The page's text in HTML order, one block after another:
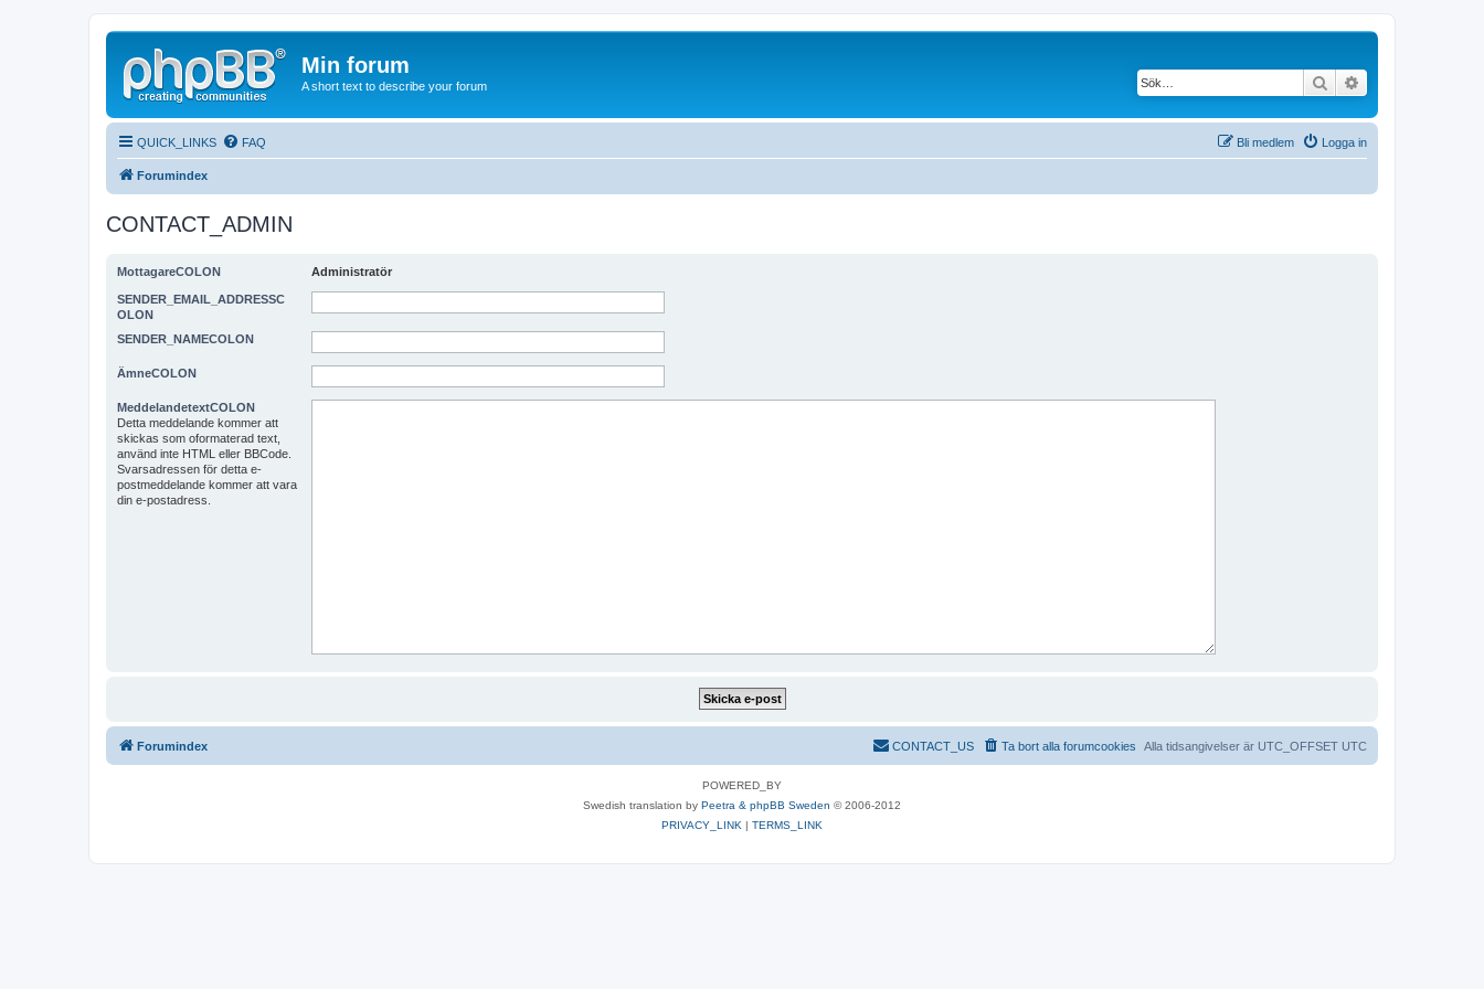
Min forum
A short text to describe your forum Sök
QUICK_LINKS FAQ Logga in
Bli medlem
Forumindex
CONTACT_ADMIN
MottagareCOLON Administratör
SENDER_EMAIL_ADDRESSC
OLON
SENDER_NAMECOLON
ÄmneCOLON
MeddelandetextCOLON
Detta meddelande kommer att
skickas som oformaterad text,
använd inte HTML eller BBCode.
Svarsadressen för detta e-
postmeddelande kommer att vara
din e-postadress.
Forumindex Alla tidsangivelser är UTC_OFFSET UTC
Ta bort alla forumcookies
CONTACT_US
POWERED_BY
Swedish translation by Peetra & phpBB Sweden © 2006-2012
PRIVACY_LINK | TERMS_LINK